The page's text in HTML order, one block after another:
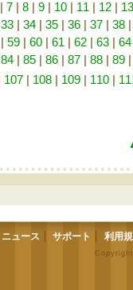
7 8 9 10 11 12
13
33 34 35 36 37 38
59 60 61 62 63 64
84 85 86 87 88 89
107 108 109 110
ニュース サポート 利用